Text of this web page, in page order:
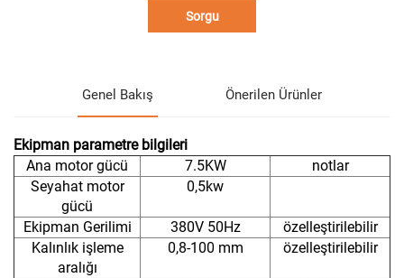
Sorgu
Genel Bakış Önerilen Ürünler
Ekipman parametre bilgileri
Ana motor gücü
7.5KW
notlar
Seyahat motor
gücü
0,5kw
Ekipman Gerilimi 380V 50Hz
özelleştirilebilir
Kalınlık işleme
aralığı
0,8-100 mm özelleştirilebilir